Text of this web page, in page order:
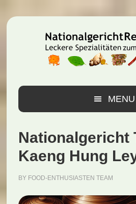
Hauptnavigation
Inhalt
Seitenspalte
MENU
Nationalgericht
Kaeng Hung
BY FOOD-ENTHUSIASTEN TEAM